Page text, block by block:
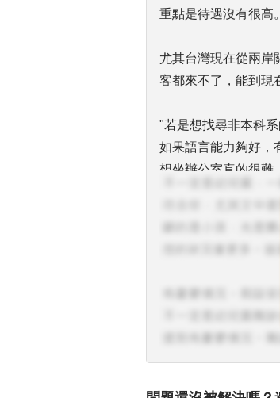
重點是待遇沒有很高。
尤其台灣現在從兩岸
客都來不了，能到現
"若是想找尋非本科
如果語言能力夠好，
想坐辦公室真的很難
如果有經濟壓力，
班，資深的技術員年
雖然在工廠辛苦，